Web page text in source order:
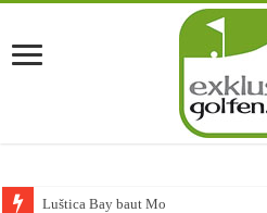
Luštica Bay baut Monte